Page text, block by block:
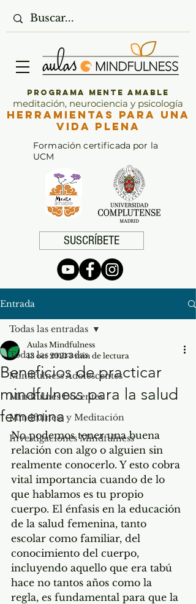
SUSCRÍBETE
Programa Mente Amable
meditación, neurociencia y psicología
Herramientas para una
vida plena
Formación certificada por la
UCM
Entrada
Todas las entradas
Mindfulness Adolescentes
Mindfulnes Docentes
Mindfulness y Meditación
Investigaciones Mindfulness
Todas las entradas
Beneficios de practicar
mindfulness para la salud
femenina
Aulas Mindfulness
13 oct 2021 3 min de lectura
No podemos tener una buena
relación con algo o alguien sin
realmente conocerlo. Y esto cobra
vital importancia cuando de lo
que hablamos es tu propio
cuerpo. El énfasis en la educación
de la salud femenina, tanto
escolar como familiar, del
conocimiento del cuerpo,
incluyendo aquello que era tabú
hace no tantos años como la
regla, es fundamental para que la